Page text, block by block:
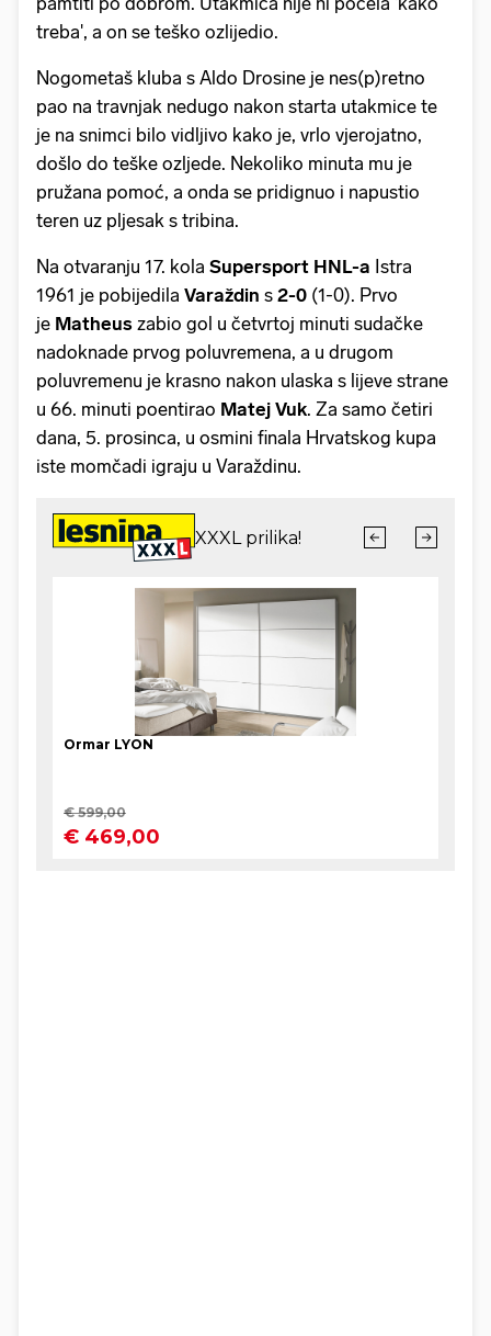
treba', a on se teško ozlijedio.
Nogometaš kluba s Aldo Drosine je nes(p)retno
pao na travnjak nedugo nakon starta utakmice te
je na snimci bilo vidljivo kako je, vrlo vjerojatno,
došlo do teške ozljede. Nekoliko minuta mu je
pružana pomoć, a onda se pridignuo i napustio
teren uz pljesak s tribina.
Na otvaranju 17. kola Supersport HNL-a Istra
1961 je pobijedila Varaždin s 2-0 (1-0). Prvo
je Matheus zabio gol u četvrtoj minuti sudačke
nadoknade prvog poluvremena, a u drugom
poluvremenu je krasno nakon ulaska s lijeve strane
u 66. minuti poentirao Matej Vuk. Za samo četiri
dana, 5. prosinca, u osmini finala Hrvatskog kupa
iste momčadi igraju u Varaždinu.